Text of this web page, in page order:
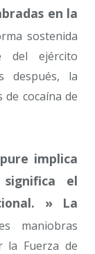
en la
sostenida
ejército
después, la
de cocaína de
implica
el
» La
maniobras
la Fuerza de